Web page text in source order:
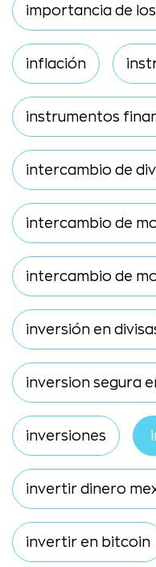
importancia de
inflación
instrumentos
intercambio de
intercambio de
intercambio de
inversión en
inversion segura
inversiones
invertir dinero
invertir en bitcoin